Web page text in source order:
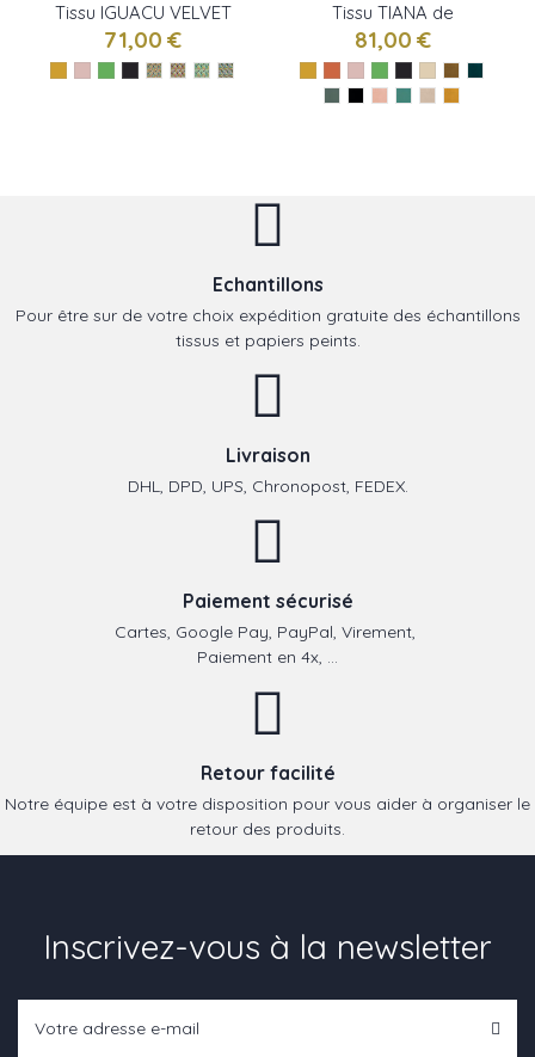
Tissu IGUACU VELVET
de Camengo
71,00 €
Tissu TIANA de
Camengo
81,00 €
Echantillons
Pour être sur de votre choix expédition gratuite des échantillons
tissus et papiers peints.
Livraison
DHL, DPD, UPS, Chronopost, FEDEX.
Paiement sécurisé
Cartes, Google Pay, PayPal, Virement,
Paiement en 4x, ...
Retour facilité
Notre équipe est à votre disposition pour vous aider à organiser le
retour des produits.
Inscrivez-vous à la newsletter